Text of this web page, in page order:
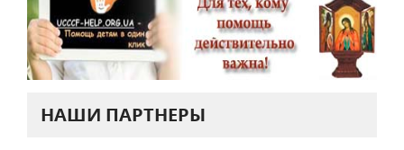
НАШИ ПАРТНЕРЫ